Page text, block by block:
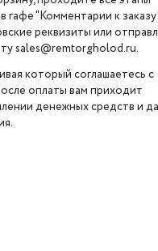
гафе "Комментарии к
реквизиты или
sales@remtorgholod.ru.
который соглашаетесь с
оплаты вам приходит
денежных средств и